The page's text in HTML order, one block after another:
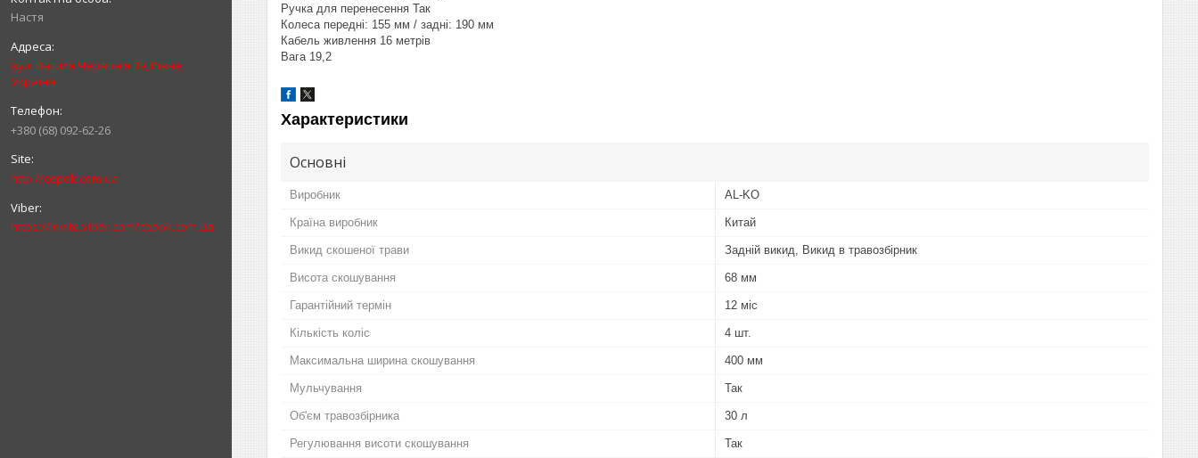
Настя
вул. Василя Червонія 39, Рівне,
Україна
+380 (68) 092-62-26
http://cepok.com.ua
https://invite.viber.com/cepok.com.ua
Ручка для перенесення Так
Колеса передні: 155 мм / задні: 190 мм
Кабель живлення 16 метрів
Вага 19,2
Характеристики
Основні
Виробник AL-KO
Країна виробник Китай
Викид скошеної трави Задній викид, Викид в травозбірник
Висота скошування 68 мм
Гарантійний термін 12 міс
Кількість коліс 4 шт.
Максимальна ширина скошування 400 мм
Мульчування Так
Об'єм травозбірника 30 л
Регулювання висоти скошування Так